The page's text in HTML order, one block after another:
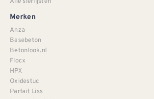
Merken
Anza
Basebeton
Betonlook.nl
Flocx
HPX
Oxidestuc
Parfait Liss